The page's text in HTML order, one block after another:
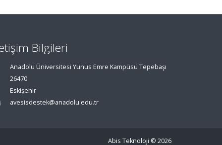
Bilgileri
Anadolu Üniversitesi Yunus Emre Kampüsü Tepebaşı
26470
Eskişehir
avesisdestek@anadolu.edu.tr
Abis Teknoloji © 2026